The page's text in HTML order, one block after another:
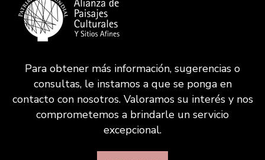
Para obtener más información, sugerencias o
consultas, le instamos a que se ponga en
contacto con nosotros. Valoramos su interés y nos
comprometemos a brindarle un servicio
excepcional.